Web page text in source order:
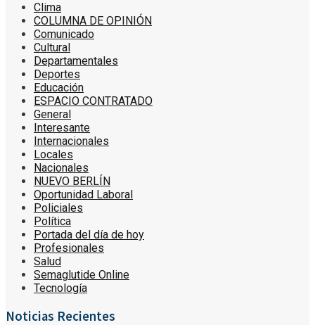
Clima
COLUMNA DE OPINIÓN
Comunicado
Cultural
Departamentales
Deportes
Educación
ESPACIO CONTRATADO
General
Interesante
Internacionales
Locales
Nacionales
NUEVO BERLÍN
Oportunidad Laboral
Policiales
Política
Portada del día de hoy
Profesionales
Salud
Semaglutide Online
Tecnología
Noticias Recientes